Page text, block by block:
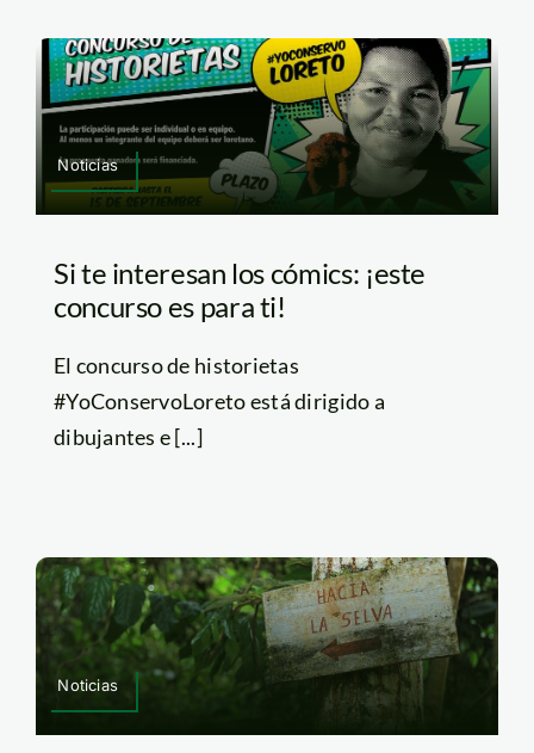
Noticias
Si te interesan los cómics: ¡este
concurso es para ti!
El concurso de historietas
#YoConservoLoreto está dirigido a
dibujantes e [...]
Noticias